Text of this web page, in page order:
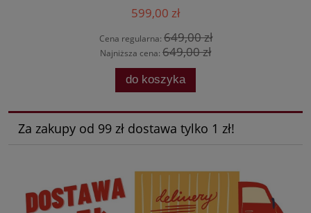
599,00 zł
Cena regularna: 649,00 zł
Najniższa cena: 649,00 zł
do koszyka
Za zakupy od 99 zł dostawa tylko 1 zł!